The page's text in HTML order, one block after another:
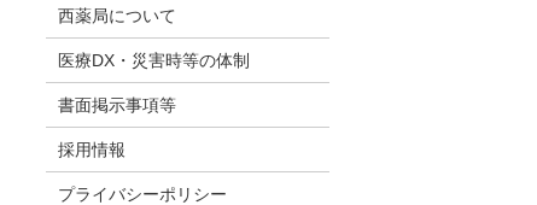
西薬局について
医療DX・災害時等の体制
書面掲示事項等
採用情報
プライバシーポリシー